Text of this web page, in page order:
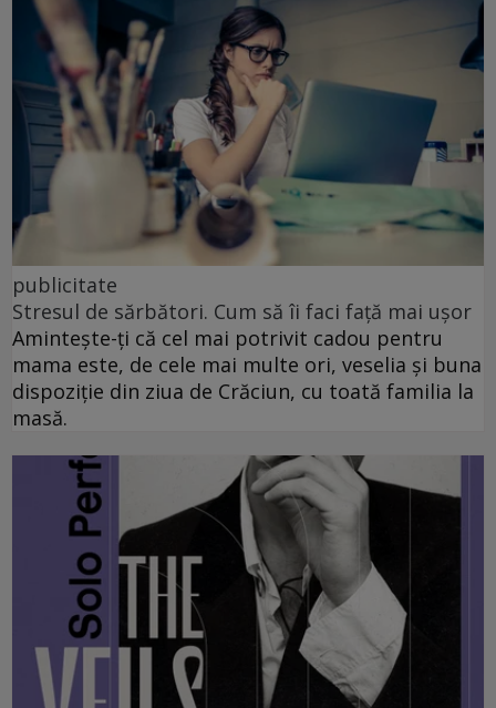
publicitate
Stresul de sărbători. Cum să îi faci față mai ușor
Amintește-ți că cel mai potrivit cadou pentru
mama este, de cele mai multe ori, veselia și buna
dispoziție din ziua de Crăciun, cu toată familia la
masă.